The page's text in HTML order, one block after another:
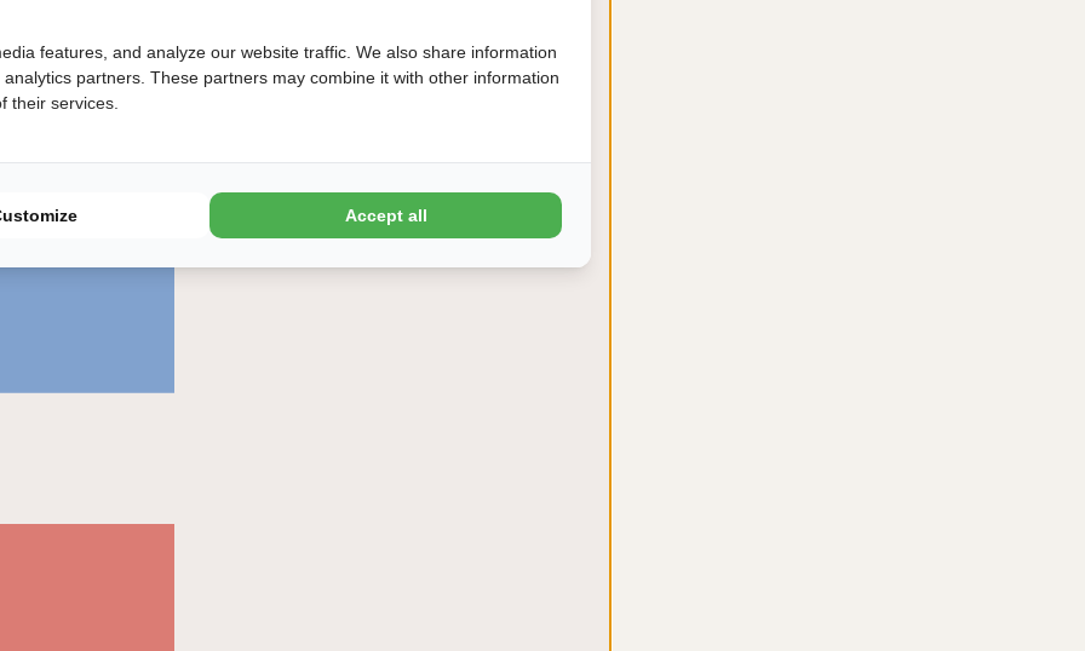
features, and analyze our website traffic. We also share information
partners. These partners may combine it with other information
their services.
Accept all